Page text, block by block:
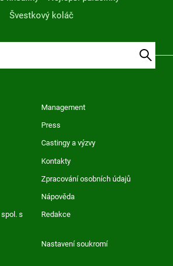
Švestkový koláč
Management
Press
Castingy a výzvy
Kontakty
Zpracování osobních údajů
Nápověda
s
Redakce
Nastavení soukromí